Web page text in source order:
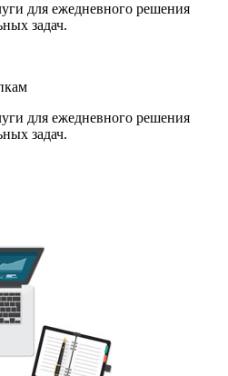
для ежедневного решения
задач.
для ежедневного решения
задач.